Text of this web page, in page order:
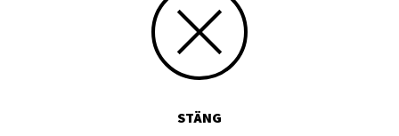
STÄNG